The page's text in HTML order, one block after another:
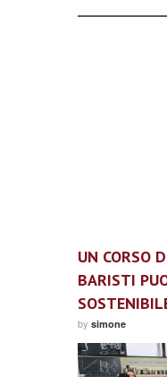
UN CORSO
BARISTI
by simone